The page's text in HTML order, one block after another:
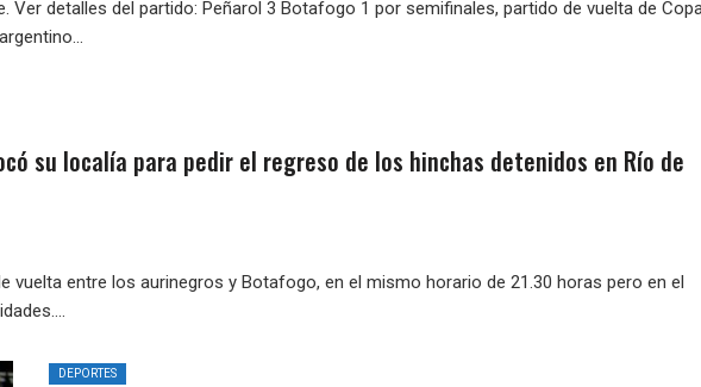
Ver detalles del partido: Peñarol 3 Botafogo 1 por semifinales, partido de vuelta de
su localía para pedir el regreso de los hinchas detenidos en Río de
vuelta entre los aurinegros y Botafogo, en el mismo horario de 21.30 horas pero en el
DEPORTES